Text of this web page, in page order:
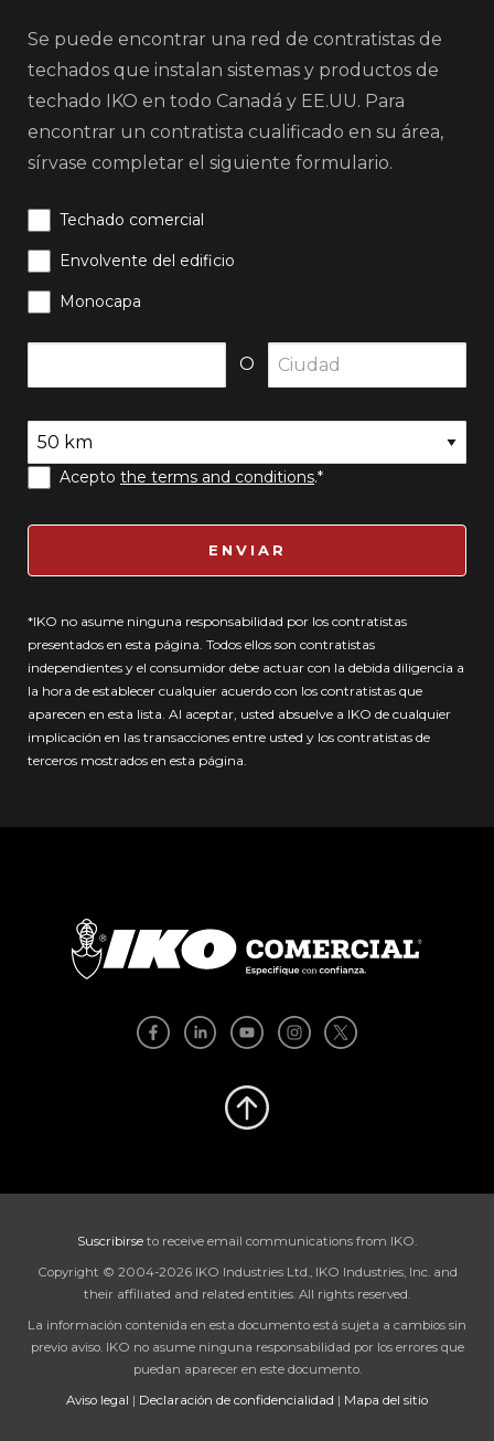
Se puede encontrar una red de contratistas de
techados que instalan sistemas y productos de
techado IKO en todo Canadá y EE.UU. Para
encontrar un contratista cualificado en su área,
sírvase completar el siguiente formulario.
Techado comercial
Envolvente del edificio
Monocapa
O
Acepto the terms and conditions.*
ENVIAR
*IKO no asume ninguna responsabilidad por los contratistas
presentados en esta página. Todos ellos son contratistas
independientes y el consumidor debe actuar con la debida diligencia a
la hora de establecer cualquier acuerdo con los contratistas que
aparecen en esta lista. Al aceptar, usted absuelve a IKO de cualquier
implicación en las transacciones entre usted y los contratistas de
terceros mostrados en esta página.
Suscribirse to receive email communications from IKO.
Copyright © 2004-2026 IKO Industries Ltd., IKO Industries, Inc. and
their affiliated and related entities. All rights reserved.
La información contenida en esta documento está sujeta a cambios sin
previo aviso. IKO no asume ninguna responsabilidad por los errores que
puedan aparecer en este documento.
Aviso legal | Declaración de confidencialidad | Mapa del sitio